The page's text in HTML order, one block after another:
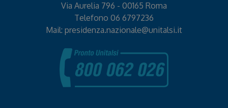
Via Aurelia 796 - 00165 Roma
Telefono 06 6797236
Mail: presidenza.nazionale@unitalsi.it